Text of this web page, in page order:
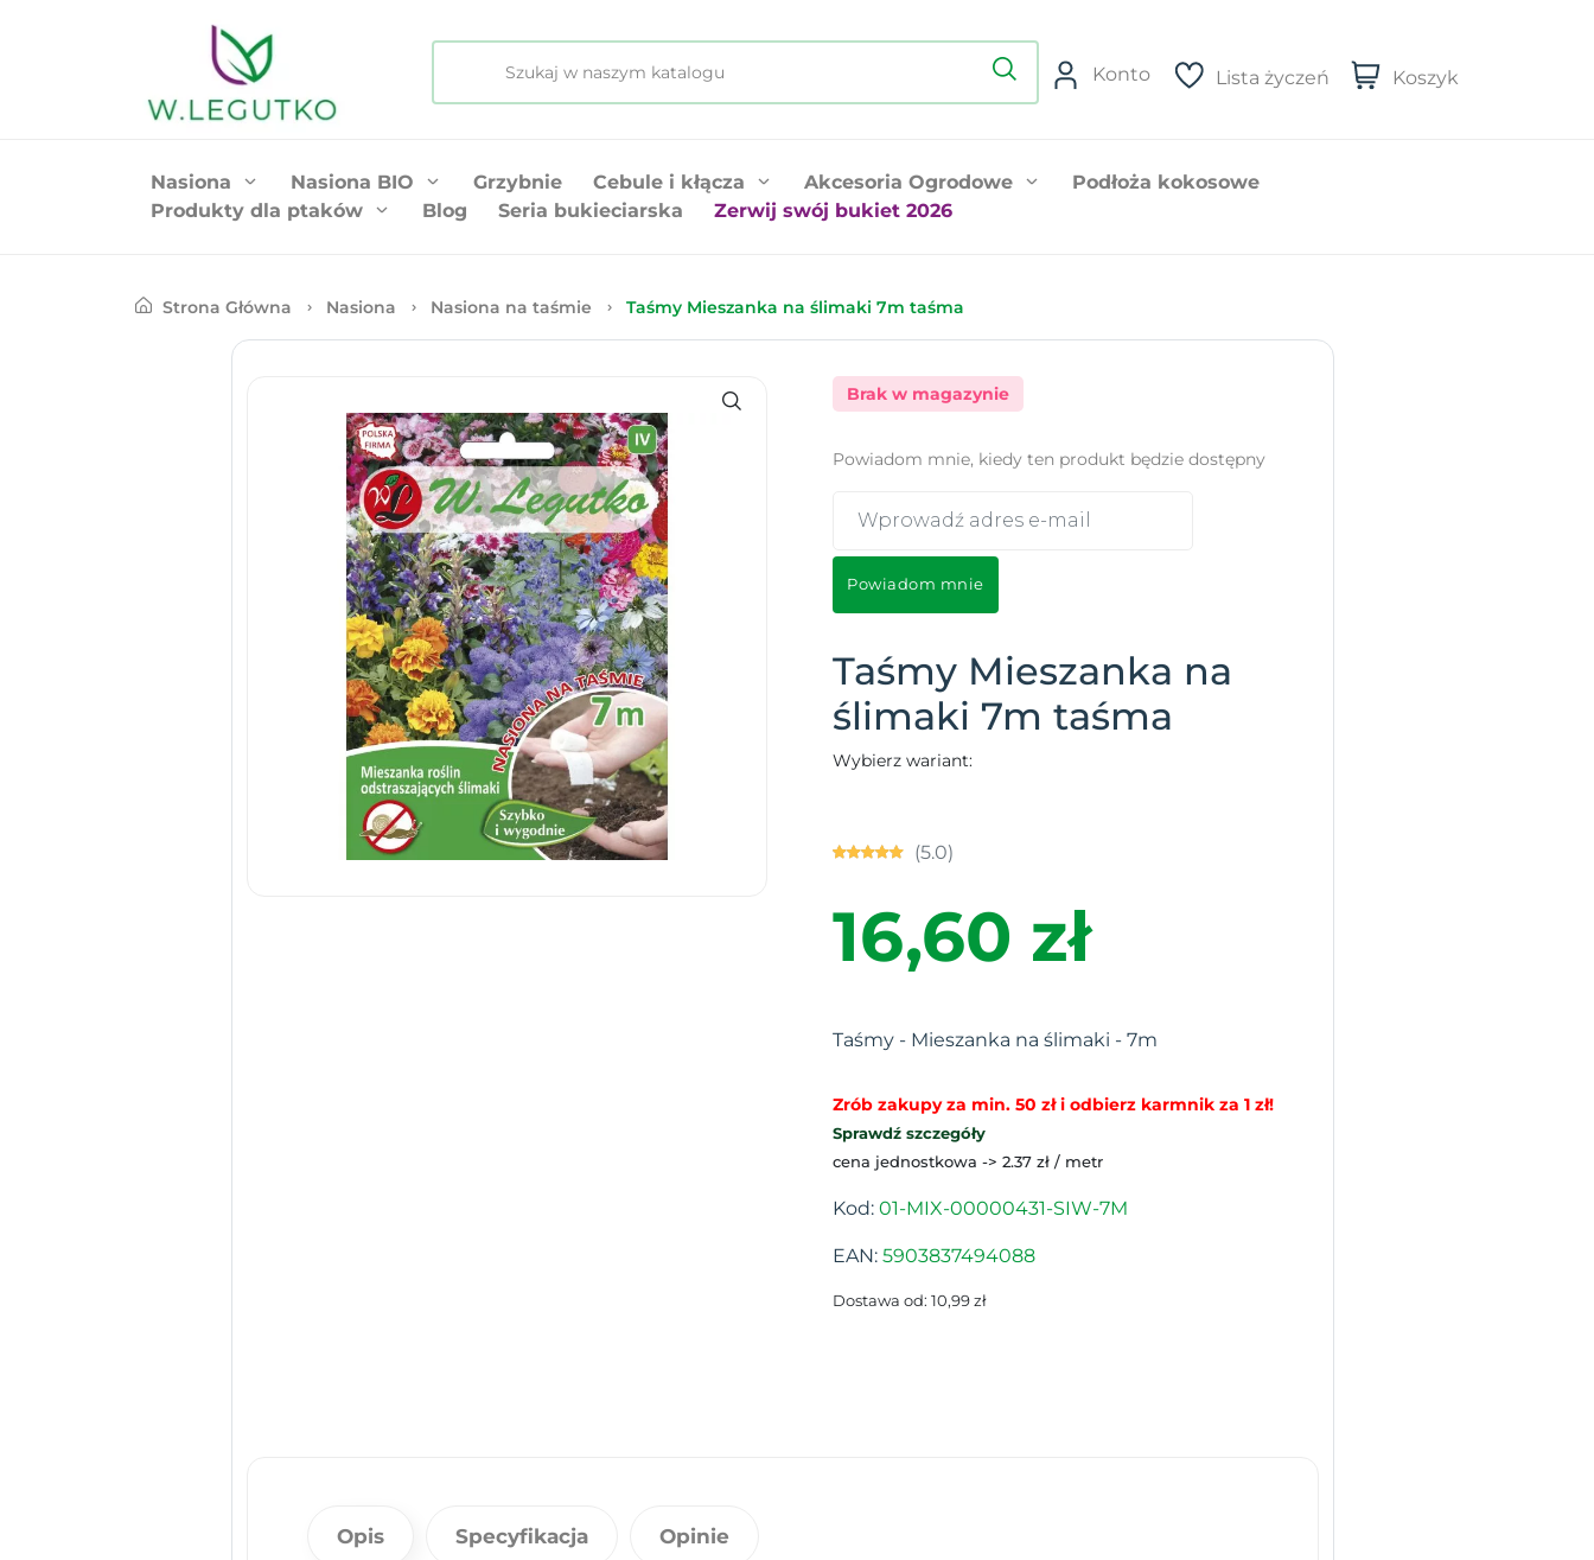
Konto Lista życzeń Koszyk
Nasiona Nasiona BIO Grzybnie Cebule i kłącza Akcesoria Ogrodowe
Podłoża kokosowe
Produkty dla ptaków
Blog Seria bukieciarska Zerwij swój bukiet 2026
Strona Główna Nasiona Nasiona na taśmie Taśmy Mieszanka na ślimaki 7m taśma
Brak w magazynie
Powiadom mnie, kiedy ten produkt będzie dostępny
Powiadom mnie
Taśmy Mieszanka na
ślimaki 7m taśma
Wybierz wariant:
(5.0)
16,60 zł
Taśmy - Mieszanka na ślimaki - 7m
Zrób zakupy za min. 50 zł i odbierz karmnik za 1 zł!
Sprawdź szczegóły
cena jednostkowa -> 2.37 zł / metr
Kod: 01-MIX-00000431-SIW-7M
EAN: 5903837494088
Dostawa od: 10,99 zł
Opis Specyfikacja Opinie